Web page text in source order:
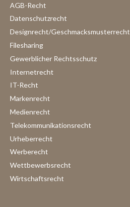
AGB-Recht
Datenschutzrecht
Designrecht/Geschmacksmusterrecht
Filesharing
Gewerblicher Rechtsschutz
Internetrecht
IT-Recht
Markenrecht
Medienrecht
Telekommunikationsrecht
Urheberrecht
Werberecht
Wettbewerbsrecht
Wirtschaftsrecht